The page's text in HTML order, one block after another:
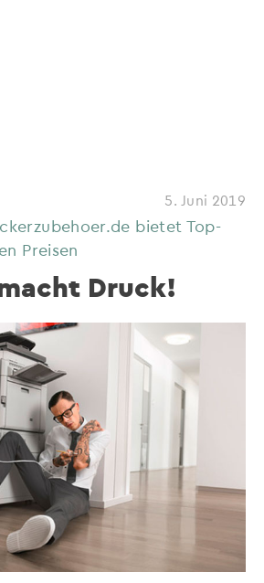
5. Juni 2019
bietet Top-
Preisen
Druck!